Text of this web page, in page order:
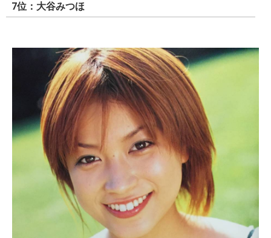
7位：大谷みつほ